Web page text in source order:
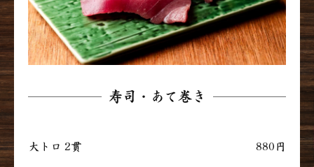
寿司・あて巻き
大トロ 2貫 880円